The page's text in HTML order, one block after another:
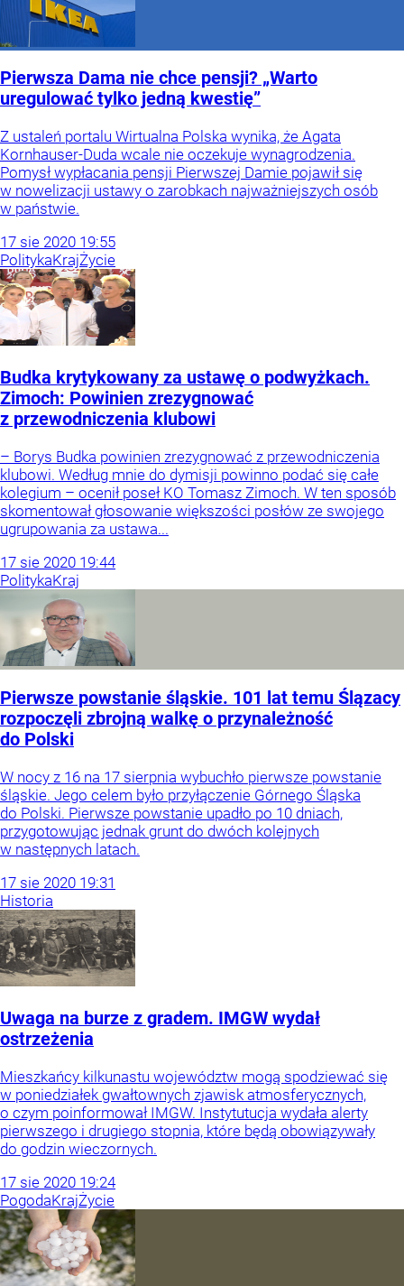
Pierwsza Dama nie chce pensji? „Warto
uregulować tylko jedną kwestię”
Z ustaleń portalu Wirtualna Polska wynika, że Agata
Kornhauser-Duda wcale nie oczekuje wynagrodzenia.
Pomysł wypłacania pensji Pierwszej Damie pojawił się
w nowelizacji ustawy o zarobkach najważniejszych osób
w państwie.
17 sie 2020 19:55
PolitykaKrajŻycie
Budka krytykowany za ustawę o podwyżkach.
Zimoch: Powinien zrezygnować
z przewodniczenia klubowi
– Borys Budka powinien zrezygnować z przewodniczenia
klubowi. Według mnie do dymisji powinno podać się całe
kolegium – ocenił poseł KO Tomasz Zimoch. W ten sposób
skomentował głosowanie większości posłów ze swojego
ugrupowania za ustawa...
17 sie 2020 19:44
PolitykaKraj
Pierwsze powstanie śląskie. 101 lat temu Ślązacy
rozpoczęli zbrojną walkę o przynależność
do Polski
W nocy z 16 na 17 sierpnia wybuchło pierwsze powstanie
śląskie. Jego celem było przyłączenie Górnego Śląska
do Polski. Pierwsze powstanie upadło po 10 dniach,
przygotowując jednak grunt do dwóch kolejnych
w następnych latach.
17 sie 2020 19:31
Historia
Uwaga na burze z gradem. IMGW wydał
ostrzeżenia
Mieszkańcy kilkunastu województw mogą spodziewać się
w poniedziałek gwałtownych zjawisk atmosferycznych,
o czym poinformował IMGW. Instytutucja wydała alerty
pierwszego i drugiego stopnia, które będą obowiązywały
do godzin wieczornych.
17 sie 2020 19:24
PogodaKrajŻycie